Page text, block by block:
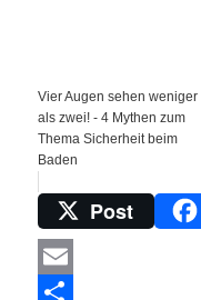
Vier Augen sehen weniger
als zwei! - 4 Mythen zum
Thema Sicherheit beim
Baden
Post
Email